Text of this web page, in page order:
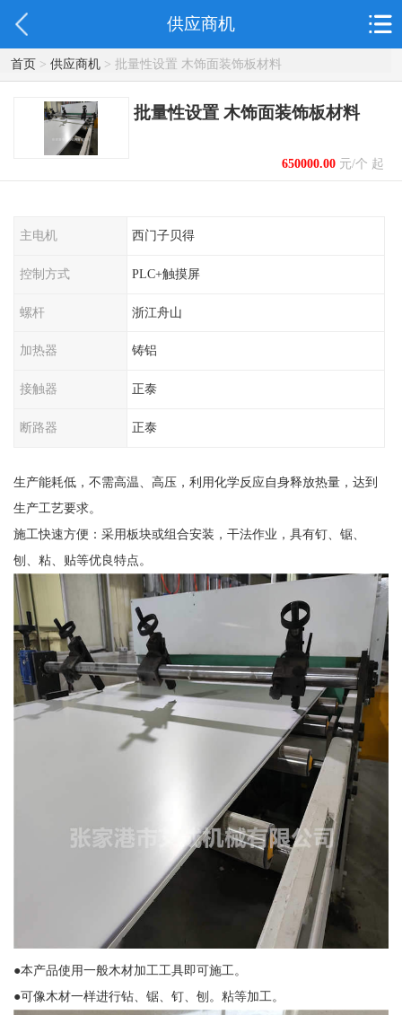
供应商机
首页> 供应商机> 批量性设置 木饰面装饰板材料
批量性设置 木饰面装饰板材料
650000.00元/个 起
主电机 西门子贝得
控制方式 PLC+触摸屏
螺杆 浙江舟山
加热器 铸铝
接触器 正泰
断路器 正泰
生产能耗低，不需高温、高压，利用化学反应自身释放热量，达到
生产工艺要求。
施工快速方便：采用板块或组合安装，干法作业，具有钉、锯、
刨、粘、贴等优良特点。
●本产品使用一般木材加工工具即可施工。
●可像木材一样进行钻、锯、钉、刨。粘等加工。